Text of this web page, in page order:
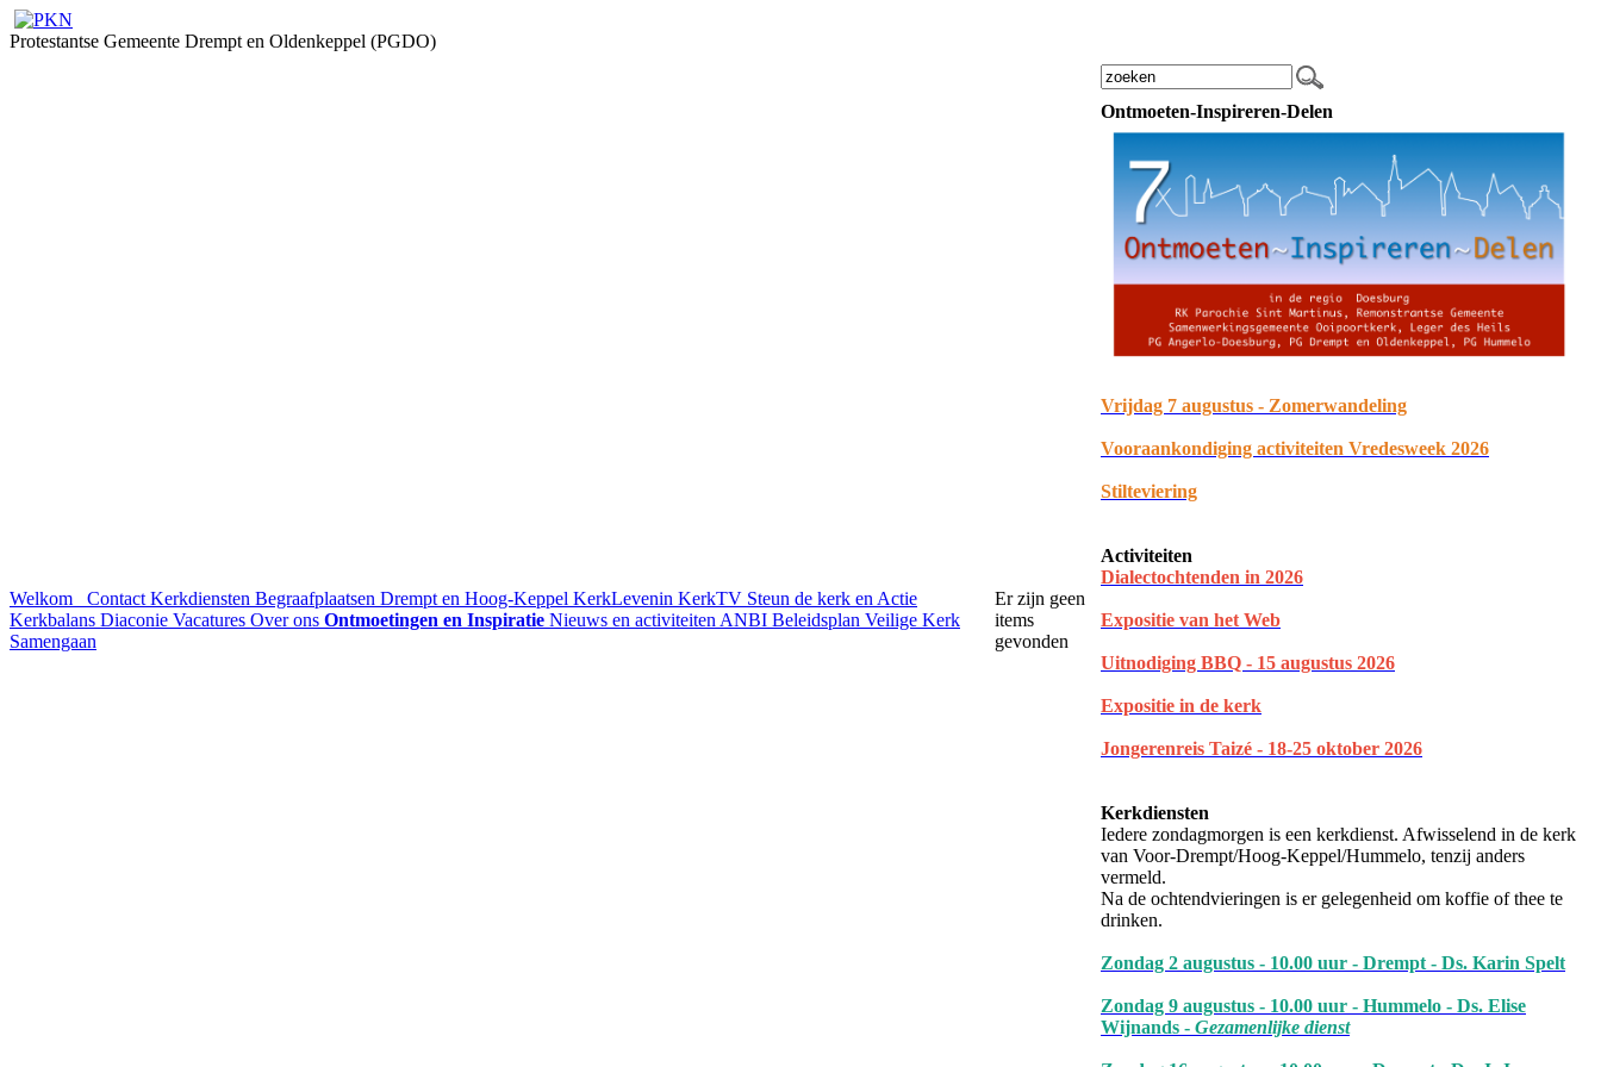
Protestantse Gemeente Drempt en Oldenkeppel (PGDO)
Welkom Contact Kerkdiensten Begraafplaatsen Drempt en Hoog-Keppel KerkLevenin KerkTV Steun de kerk en Actie
Kerkbalans Diaconie Vacatures Over ons Ontmoetingen en Inspiratie Nieuws en activiteiten ANBI Beleidsplan Veilige Kerk
Samengaan
Er zijn geen
items
gevonden
Ontmoeten-Inspireren-Delen
Vrijdag 7 augustus - Zomerwandeling
Vooraankondiging activiteiten Vredesweek 2026
Stilteviering
Activiteiten
Dialectochtenden in 2026
Expositie van het Web
Uitnodiging BBQ - 15 augustus 2026
Expositie in de kerk
Jongerenreis Taizé - 18-25 oktober 2026
Kerkdiensten
Iedere zondagmorgen is een kerkdienst. Afwisselend in de kerk
van Voor-Drempt/Hoog-Keppel/Hummelo, tenzij anders
vermeld.
Na de ochtendvieringen is er gelegenheid om koffie of thee te
drinken.
Zondag 2 augustus - 10.00 uur - Drempt - Ds. Karin Spelt
Zondag 9 augustus - 10.00 uur - Hummelo - Ds. Elise
Wijnands - Gezamenlijke dienst